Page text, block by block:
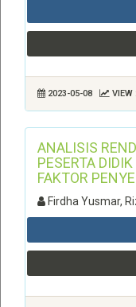
2023-05-08
ANALISIS
PESERTA
FAKTOR
Firdha Yusmar,